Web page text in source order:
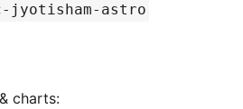
jyotisham-astro
charts: